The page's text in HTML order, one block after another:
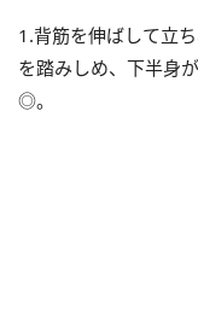
1.背筋を伸ばして立
を踏みしめ、下半身
◎。